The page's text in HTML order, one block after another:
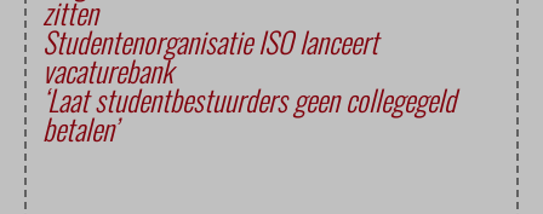
zitten
Studentenorganisatie ISO lanceert
vacaturebank
‘Laat studentbestuurders geen collegegeld
betalen’